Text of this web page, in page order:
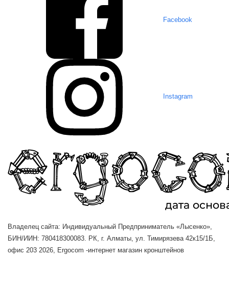
Facebook
Instagram
Владелец сайта: Индивидуальный Предприниматель «Лысенко»,
БИН/ИИН: 780418300083. РК, г. Алматы, ул. Тимирязева 42к15/1Б,
офис 203 2026, Ergocom -интернет магазин кронштейнов